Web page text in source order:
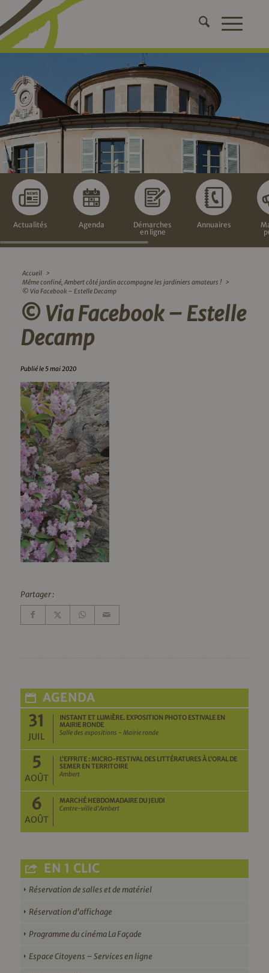
Actualités Agenda
Démarches
en ligne
Annuaires
Accueil >
Même confiné, Ambert côté jardin accompagne les jardiniers amateurs ! >
© Via Facebook – Estelle Decamp
© Via Facebook – Estelle
Decamp
Publié le 5 mai 2020
Partager :
AGENDA
31
JUIL
INSTANT ET LUMIÈRE. EXPOSITION PHOTO ESTIVALE EN
MAIRIE RONDE
Salle des expositions - Mairie ronde
5
AOÛT
L’EFFRITE : MICRO-FESTIVAL DES LITTÉRATURES À L’ORAL DE
SEMER EN TERRITOIRE
Ambert
6
AOÛT
MARCHÉ HEBDOMADAIRE DU JEUDI
Centre-ville d'Ambert
EN 1 CLIC
Réservation de salles et de matériel
Réservation d’affichage
Programme du cinéma La Façade
Espace Citoyens – Services en ligne